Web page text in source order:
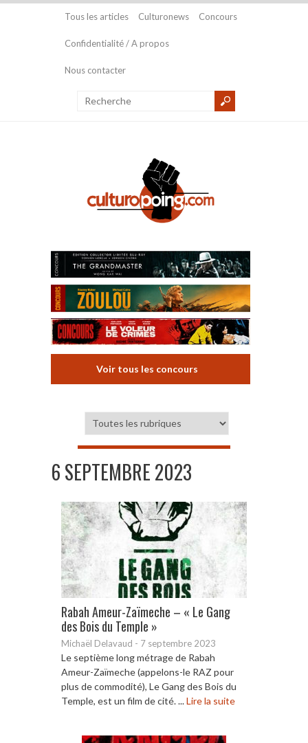
Tous les articles Culturonews Concours
Confidentialité / A propos
Nous contacter
Voir tous les concours
6 SEPTEMBRE 2023
Rabah Ameur-Zaïmeche – « Le Gang
des Bois du Temple »
Michaël Delavaud - 7 septembre 2023
Le septième long métrage de Rabah
Ameur-Zaïmeche (appelons-le RAZ pour
plus de commodité), Le Gang des Bois du
Temple, est un film de cité. ...Lire la suite